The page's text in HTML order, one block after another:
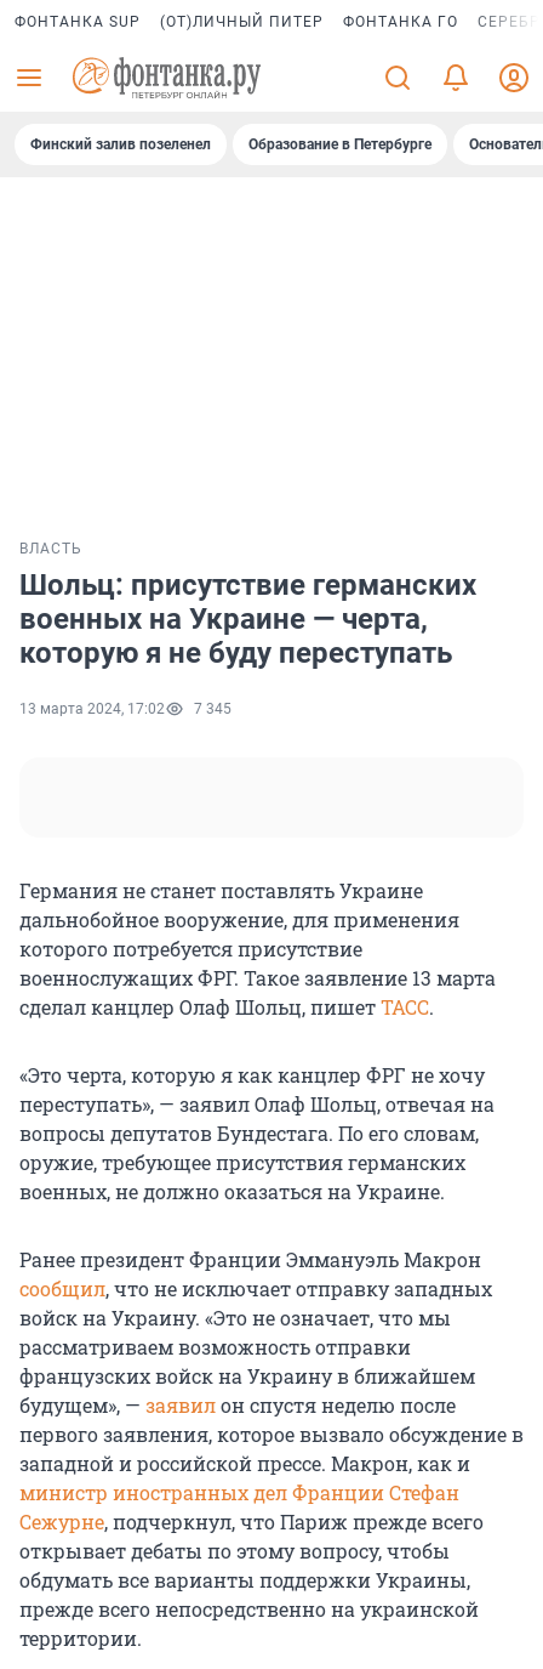
ФОНТАНКА SUP (ОТ)ЛИЧНЫЙ ПИТЕР ФОНТАНКА ГО
Финский залив позеленел Образование в Петербурге
ВЛАСТЬ
Шольц: присутствие германских
военных на Украине — черта,
которую я не буду переступать
13 марта 2024, 17:02 7 345
Германия не станет поставлять Украине
дальнобойное вооружение, для применения
которого потребуется присутствие
военнослужащих ФРГ. Такое заявление 13 марта
сделал канцлер Олаф Шольц, пишетТАСС.
«Это черта, которую я как канцлер ФРГ не хочу
переступать», — заявил Олаф Шольц, отвечая на
вопросы депутатов Бундестага. По его словам,
оружие, требующее присутствия германских
военных, не должно оказаться на Украине.
Ранее президент Франции Эммануэль Макрон
сообщил, что не исключает отправку западных
войск на Украину. «Это не означает, что мы
рассматриваем возможность отправки
французских войск на Украину в ближайшем
будущем», — заявилон спустя неделю после
первого заявления, которое вызвало обсуждение в
западной и российской прессе. Макрон, как и
министр иностранных дел Франции Стефан
Сежурне, подчеркнул, что Париж прежде всего
открывает дебаты по этому вопросу, чтобы
обдумать все варианты поддержки Украины,
прежде всего непосредственно на украинской
территории.